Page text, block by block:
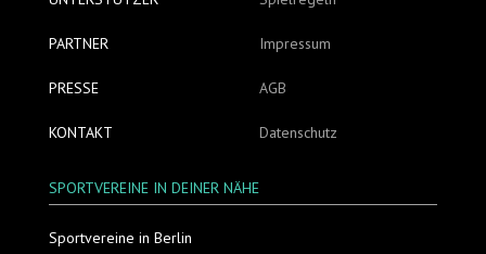
PARTNER
PRESSE
KONTAKT
Impressum
AGB
Datenschutz
SPORTVEREINE IN DEINER NÄHE
Sportvereine in Berlin